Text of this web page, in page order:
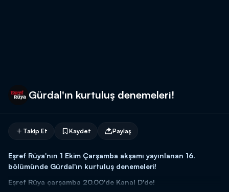
Gürdal'ın kurtuluş denemeleri!
Takip Et Kaydet Paylaş
Eşref Rüya'nın 1 Ekim Çarşamba akşamı yayınlanan 16.
bölümünde Gürdal'ın kurtuluş denemeleri!
Eşref Rüya çarşamba 20.00'de Kanal D'de!